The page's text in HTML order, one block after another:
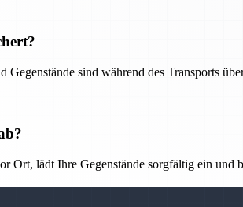
Gegenstände sind während des Transports
Ort, lädt Ihre Gegenstände sorgfältig ein